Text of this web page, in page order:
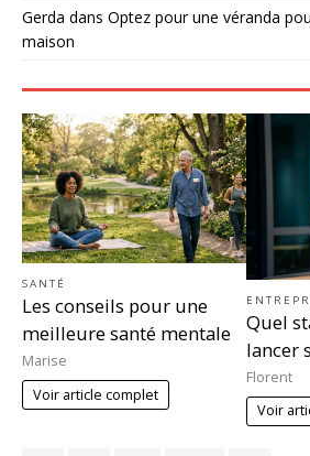
Gerda dans Optez pour une véranda
maison
SANTÉ
Les conseils pour une
meilleure santé mentale
Marise
Voir article complet
Quel
lancer
Florent
Voir